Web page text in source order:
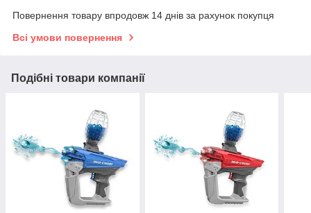
Повернення товару впродовж 14 днів за рахунок покупця
Всі умови повернення
Подібні товари компанії